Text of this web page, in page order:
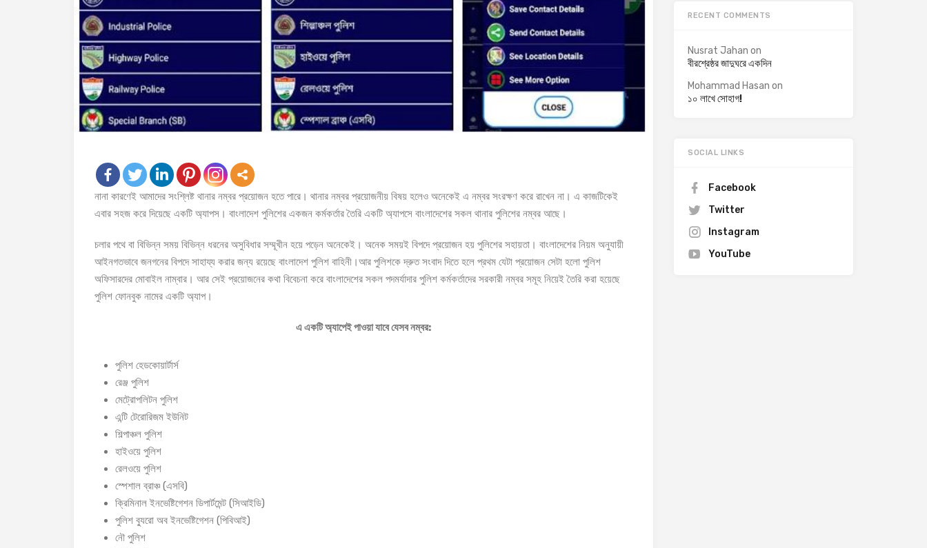
নানা কারণেই আমাদের সংশ্লিষ্ট থানার নম্বর প্রয়োজন হতে পারে। থানার নম্বর প্রয়োজনীয় বিষয় হলেও অনেকেই এ নম্বর সংরক্ষণ করে রাখেন না। এ কাজটিকেই
এবার সহজ করে দিয়েছে একটি অ্যাপস। বাংলাদেশ পুলিশের একজন কর্মকর্তার তৈরি একটি অ্যাপসে বাংলাদেশের সকল থানার পুলিশের নম্বর আছে।
চলার পথে বা বিভিন্ন সময় বিভিন্ন ধরনের অসুবিধার সম্মূখীন হয়ে পড়েন অনেকেই। অনেক সময়ই বিপদে প্রয়োজন হয় পুলিশের সহায়তা। বাংলাদেশের নিয়ম অনুযায়ী
আইনগতভাবে জনগনের বিপদে সাহায্য করার জন্য রয়েছে বাংলাদেশ পুলিশ বাহিনী।আর পুলিশকে দ্রুত সংবাদ দিতে হলে প্রথম যেটা প্রয়োজন সেটা হলো পুলিশ
অফিসারদের মোবাইল নাম্বার। আর সেই প্রয়োজনের কথা বিবেচনা করে বাংলাদেশের সকল পদমর্যাদার পুলিশ কর্মকর্তাদের সরকারী নম্বর সমূহ নিয়েই তৈরি করা হয়েছে
পুলিশ ফোনবুক নামের একটি অ্যাপ।
এ একটি অ্যাপেই পাওয়া যাবে যেসব নম্বর:
পুলিশ হেডকোয়ার্টার্স
রেঞ্জ পুলিশ
মেট্রোপলিটন পুলিশ
এন্টি টেরোরিজম ইউনিট
শিল্পাঞ্চল পুলিশ
হাইওয়ে পুলিশ
রেলওয়ে পুলিশ
স্পেশাল ব্রাঞ্চ (এসবি)
ক্রিমিনাল ইনভেষ্টিগেশন ডিপার্টমেন্ট (সিআইডি)
পুলিশ ব্যুরো অব ইনভেষ্টিগেশন (পিবিআই)
নৌ পুলিশ
RECENT COMMENTS
Nusrat Jahan on
বীরশ্রেষ্ঠর জাদুঘরে একদিন
Mohammad Hasan on
১০ লাখে সোহাগ!
SOCIAL LINKS
Facebook
Twitter
Instagram
YouTube